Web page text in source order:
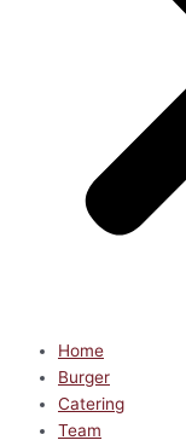
Home
Burger
Catering
Team